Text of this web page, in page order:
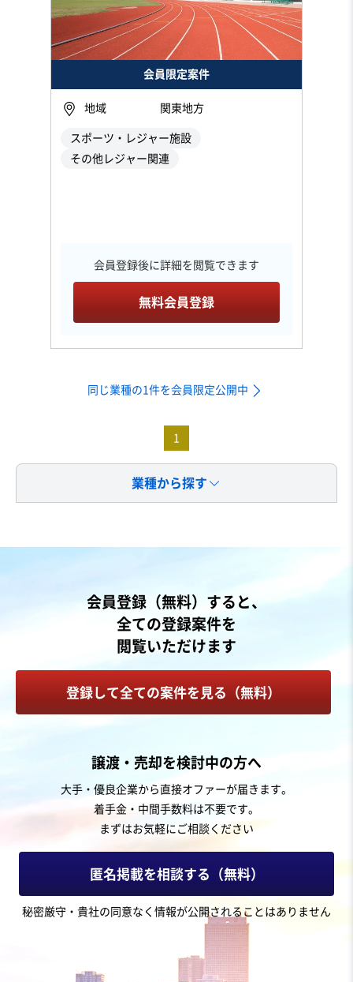
会員限定案件
地域 関東地方
スポーツ・レジャー施設
その他レジャー関連
会員登録後に詳細を閲覧できます
無料会員登録
同じ業種の1件を会員限定公開中
1
業種から探す
会員登録（無料）すると、
全ての登録案件を
閲覧いただけます
登録して全ての案件を見る（無料）
譲渡・売却を検討中の方へ
大手・優良企業から直接オファーが届きます。
着手金・中間手数料は不要です。
まずはお気軽にご相談ください
匿名掲載を相談する（無料）
秘密厳守・貴社の同意なく情報が公開されることはありません